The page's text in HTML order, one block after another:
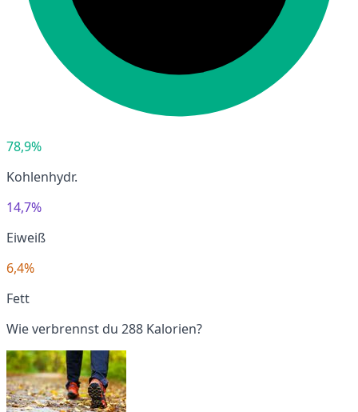
78,9%
Kohlenhydr.
14,7%
Eiweiß
6,4%
Fett
Wie verbrennst du 288 Kalorien?